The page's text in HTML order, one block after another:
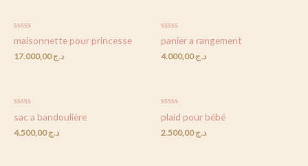
Rated
0
out
of
maisonnette pour princesse
د.ج17.000,00
Rated
0
out
of
panier a rangement
د.ج4.000,00
0
out
of
sac a bandoulière
د.ج4.500,00
Rated
0
out
of
plaid pour bébé
د.ج2.500,00